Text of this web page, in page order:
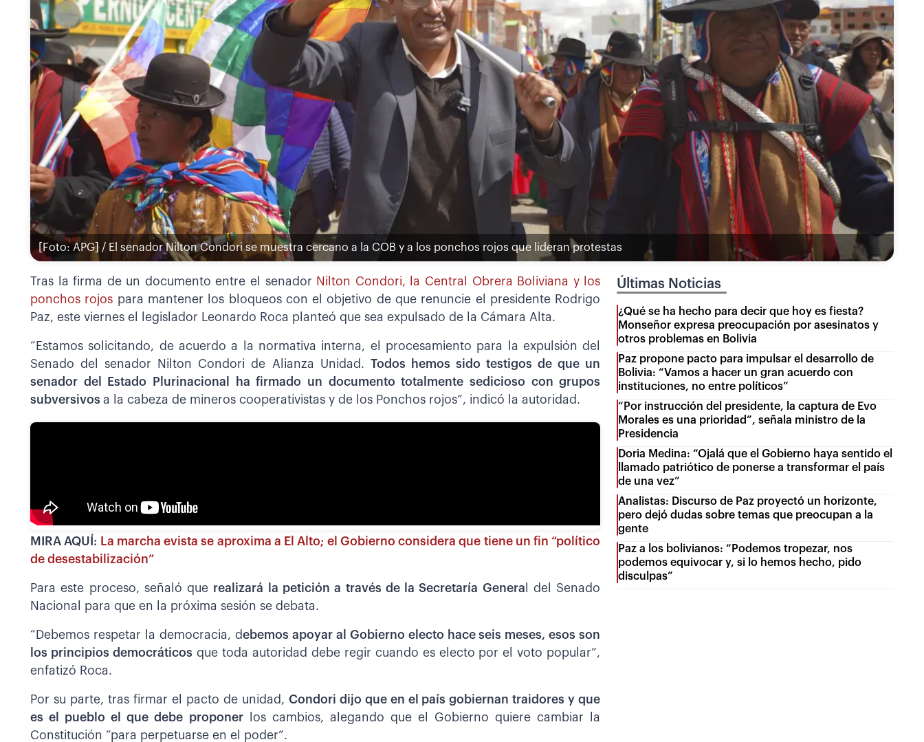
[Foto: APG] / El senador Nilton Condori se muestra cercano a la COB y a los ponchos rojos que lideran protestas
Tras la firma de un documento entre el senador Nilton Condori, la Central Obrera Boliviana y los
ponchos rojos para mantener los bloqueos con el objetivo de que renuncie el presidente Rodrigo
Paz, este viernes el legislador Leonardo Roca planteó que sea expulsado de la Cámara Alta.
“Estamos solicitando, de acuerdo a la normativa interna, el procesamiento para la expulsión del
Senado del senador Nilton Condori de Alianza Unidad. Todos hemos sido testigos de que un
senador del Estado Plurinacional ha firmado un documento totalmente sedicioso con grupos
subversivos a la cabeza de mineros cooperativistas y de los Ponchos rojos”, indicó la autoridad.
MIRA AQUÍ: La marcha evista se aproxima a El Alto; el Gobierno considera que tiene un fin “político
de desestabilización”
Para este proceso, señaló que realizará la petición a través de la Secretaría Genera l del Senado
Nacional para que en la próxima sesión se debata.
“Debemos respetar la democracia, debemos apoyar al Gobierno electo hace seis meses, esos son
los principios democráticos que toda autoridad debe regir cuando es electo por el voto popular”,
enfatizó Roca.
Por su parte, tras firmar el pacto de unidad, Condori dijo que en el país gobiernan traidores y que
es el pueblo el que debe proponerlos cambios, alegando que el Gobierno quiere cambiar la
Constitución “para perpetuarse en el poder”.
Últimas Noticias
¿Qué se ha hecho para decir que hoy es fiesta?
Monseñor expresa preocupación por asesinatos y
otros problemas en Bolivia
Paz propone pacto para impulsar el desarrollo de
Bolivia: “Vamos a hacer un gran acuerdo con
instituciones, no entre políticos”
“Por instrucción del presidente, la captura de Evo
Morales es una prioridad”, señala ministro de la
Presidencia
Doria Medina: “Ojalá que el Gobierno haya sentido el
llamado patriótico de ponerse a transformar el país
de una vez”
Analistas: Discurso de Paz proyectó un horizonte,
pero dejó dudas sobre temas que preocupan a la
gente
Paz a los bolivianos: “Podemos tropezar, nos
podemos equivocar y, si lo hemos hecho, pido
disculpas”